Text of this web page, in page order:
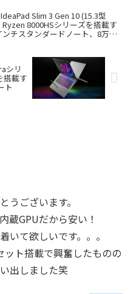
Slim 3 Gen 10 (15.3型
Ryzen 8000HSシリーズを搭載す
ンチスタンダードノート、8万円
シリ
搭載す
ト
うございます。
蔵GPUだから安い！
いて欲しいです。。。
ト搭載で興奮したものの
出しました笑